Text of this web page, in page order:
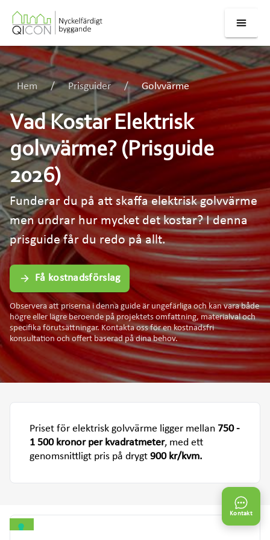
Hem Prisguider Golvvärme
Vad Kostar Elektrisk
golvvärme? (Prisguide
2026)
Funderar du på att skaffa elektrisk golvvärme
men undrar hur mycket det kostar? I denna
prisguide får du redo på allt.
Få kostnadsförslag
Observera att priserna i denna guide är ungefärliga och kan vara både
högre eller lägre beroende på projektets omfattning, materialval och
specifika förutsättningar. Kontakta oss för en kostnadsfri
konsultation och offert baserad på dina behov.
Priset för elektrisk golvvärme ligger mellan 750 -
1 500 kronor per kvadratmeter, med ett
genomsnittligt pris på drygt 900 kr/kvm.
Kontakt